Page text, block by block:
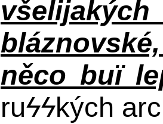
něco buï
ruϟϟkých